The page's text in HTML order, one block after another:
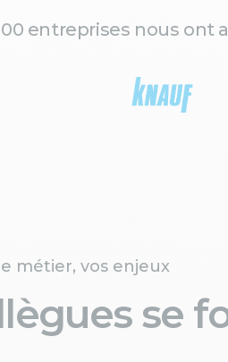
entreprises nous ont
métier, vos enjeux
se